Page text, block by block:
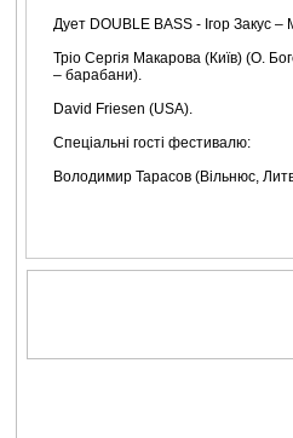
Дует DOUBLE BASS - Ігор Закус –
Тріо Сергія Макарова (Київ) (О.
– барабани).
David Friesen (USA).
Спеціальні гості фестивалю:
Володимир Тарасов (Вільнюс,